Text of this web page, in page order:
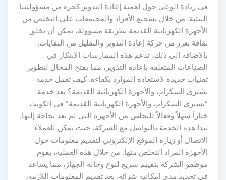
في زيادة الوعي حول أهمية إعادة التدوير كجزء من مسؤوليتنا
البيئية. من خلال تشجيع الأفراد والمجتمعات على التخلص من
الأجهزة الكهربائية القديمة بطريقة مسؤولة، يمكن أن نخلق
ثقافة تعزز من حركة إعادة التدوير والتقليل من النفايات.
بالإضافة إلى ذلك، تدعم هذه الممارسات الابتكار في
الصناعات المتعلقة بإعادة التدوير، مما يفتح المجال لتطوير
تقنيات جديدة لاستعادة الموارد بكفاءة. كيف تعمل خدمة
نشتري السكراب والأجهزة الكهربائية القديمة؟ تعد خدمة
“نشتري السكراب والأجهزة الكهربائية القديمة” في الكويت
خياراً سهلاً وفعالاً للتخلص من الأجهزة التي لم تعد بحاجة إليها.
تبدأ هذه الخدمة بالتواصل مع الشركة، حيث يمكن للعملاء
الاتصال أو زيارة الموقع الإلكتروني لتقديم معلومات حول
الأجهزة المراد التخلص منها. من خلال هذه العملية، يقوم
موظفو الشركة بتقييم سريع لنوع وحالة الجهاز، مما يساعد
في تحديد مدى إمكانية شرائه. بعد تقديم المعلومات اللازمة،